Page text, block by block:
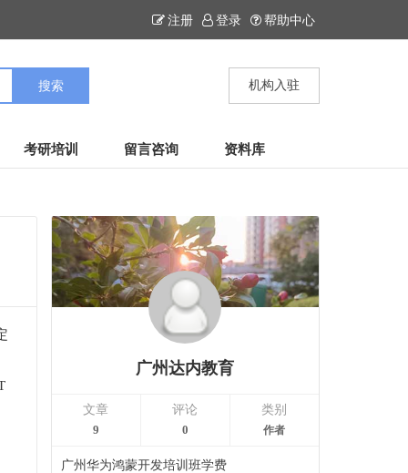
注册 登录 帮助中心
机构入驻
考研培训 留言咨询 资料库
广州达内教育
文章
9
评论
0
类别
作者
广州华为鸿蒙开发培训班学费